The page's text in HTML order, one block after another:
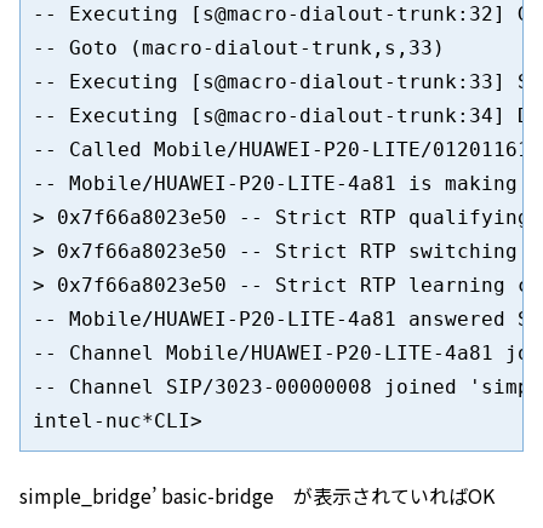
-- Executing [s@macro-dialout-trunk:32]
-- Goto (macro-dialout-trunk,s,33)
-- Executing [s@macro-dialout-trunk:33]
-- Executing [s@macro-dialout-trunk:34]
-- Called Mobile/HUAWEI-P20-LITE/
-- Mobile/HUAWEI-P20-LITE-4a81 is
> 0x7f66a8023e50 -- Strict RTP qualifying
> 0x7f66a8023e50 -- Strict RTP switching
> 0x7f66a8023e50 -- Strict RTP learning
-- Mobile/HUAWEI-P20-LITE-4a81 answered
-- Channel Mobile/HUAWEI-P20-LITE-4a81
-- Channel SIP/3023-00000008 joined
intel-nuc*CLI>
simple_bridge’ basic-bridge が表示されていればOK